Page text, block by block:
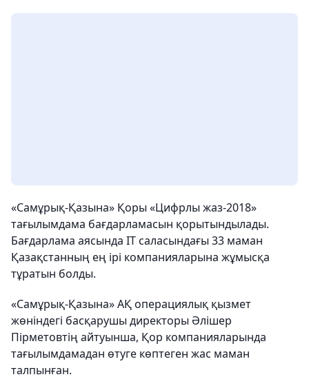
«Самұрық-Қазына» Қоры «Цифрлы жаз-2018»
тағылымдама бағдарламасын қорытындылады.
Бағдарлама аясында IT саласындағы 33 маман
Қазақстанның ең ірі компанияларына жұмысқа
тұратын болды.
«Самұрық-Қазына» АҚ операциялық қызмет
жөніндегі басқарушы директоры Әлішер
Пірметовтің айтуынша, Қор компанияларында
тағылымдамадан өтуге көптеген жас маман
талпынған.